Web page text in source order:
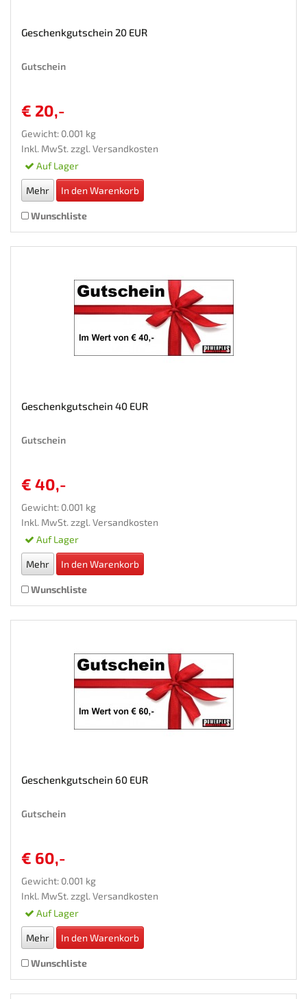
Geschenkgutschein 20 EUR
Gutschein
€ 20,-
Gewicht: 0.001 kg
Inkl. MwSt. zzgl. Versandkosten
Auf Lager
Mehr In den Warenkorb
Wunschliste
Geschenkgutschein 40 EUR
Gutschein
€ 40,-
Gewicht: 0.001 kg
Inkl. MwSt. zzgl. Versandkosten
Auf Lager
Mehr In den Warenkorb
Wunschliste
Geschenkgutschein 60 EUR
Gutschein
€ 60,-
Gewicht: 0.001 kg
Inkl. MwSt. zzgl. Versandkosten
Auf Lager
Mehr In den Warenkorb
Wunschliste